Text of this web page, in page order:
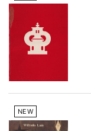
NEW